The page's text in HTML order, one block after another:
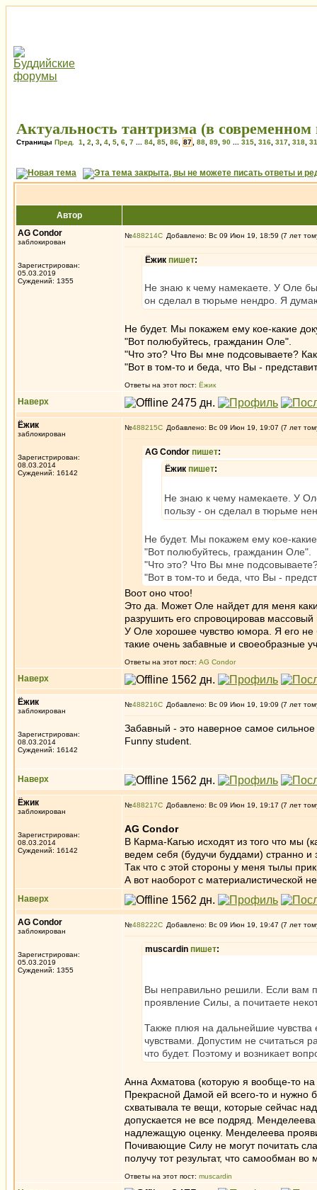
Актуальность тантризма (в современном
Страницы Пред. 1 2 3 4 5 6 7 84 85 86 87 88 89 90 315 316 317 318
Автор
AG Condor
заблокирован
Зарегистрирован:
05.03.2019
Суждений: 1355
№488214 Добавлено: Вс 09 Июн 19, 18:59 (7 лет
Ёжик пишет:
Не знаю к чему намекаете. У Оле
он сделал в тюрьме нендро. Я
Не будет. Мы покажем ему кое-какие
"Вот полюбуйтесь, гражданин Оле".
"Что это? Что Вы мне подсовываете?
"Вот в том-то и беда, что Вы -
Ответы на этот пост: Ёжик
Наверх
Ёжик
заблокирован
Зарегистрирован:
08.03.2014
Суждений: 16142
№488215 Добавлено: Вс 09 Июн 19, 19:07 (7 лет
AG Condor пишет:
Ёжик пишет:
Не знаю к чему намекаете. У
пользу - он сделал в тюрьме
Не будет. Мы покажем ему кое-
"Вот полюбуйтесь, гражданин Оле".
"Что это? Что Вы мне
"Вот в том-то и беда, что Вы -
Воот оно чтоо!
Это да. Может Оле найдет для меня
разрушить его спровоцировав
У Оле хорошее чувство юмора. Я его не
такие очень забавные и своеобразные
Ответы на этот пост: AG Condor
Наверх
Ёжик
заблокирован
Зарегистрирован:
08.03.2014
Суждений: 16142
№488216 Добавлено: Вс 09 Июн 19, 19:09 (7 лет
Забавный - это наверное самое сильное
Funny student.
Наверх
Ёжик
заблокирован
Зарегистрирован:
08.03.2014
Суждений: 16142
№488217 Добавлено: Вс 09 Июн 19, 19:17 (7 лет
AG Condor
В Карма-Кагью исходят из того что мы
ведем себя (будучи буддами) странно и
Так что с этой стороны у меня тылы
А вот наоборот с материалистической
Наверх
AG Condor
заблокирован
Зарегистрирован:
05.03.2019
Суждений: 1355
№488222 Добавлено: Вс 09 Июн 19, 19:47 (7 лет
muscardin пишет:
Вы неправильно решили. Если вам
проявление Силы, а почитаете
Также плюя на дальнейшие чувства
чувствами. Допустим не
что будет. Поэтому и возникает
Анна Ахматова (которую я вообще-то
Прекрасной Дамой ей всего-то и нужно
схватывала те вещи, которые сейчас
допускается не все подряд.
надлежащую оценку. Менделеева
Почивающие Силу не могут почитать
получу тот результат, что самообман
Ответы на этот пост: muscardin